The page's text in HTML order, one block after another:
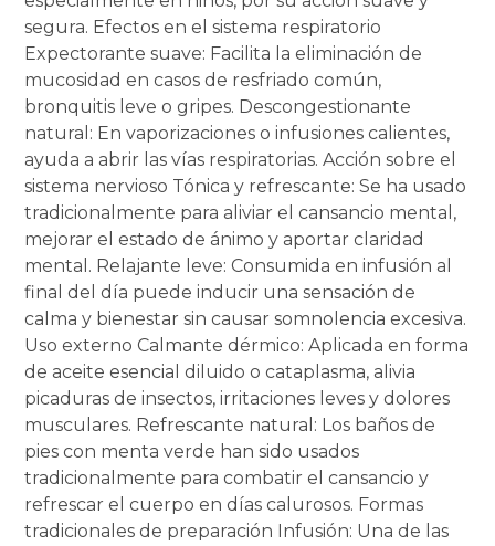
segura. Efectos en el sistema respiratorio
Expectorante suave: Facilita la eliminación de
mucosidad en casos de resfriado común,
bronquitis leve o gripes. Descongestionante
natural: En vaporizaciones o infusiones calientes,
ayuda a abrir las vías respiratorias. Acción sobre el
sistema nervioso Tónica y refrescante: Se ha usado
tradicionalmente para aliviar el cansancio mental,
mejorar el estado de ánimo y aportar claridad
mental. Relajante leve: Consumida en infusión al
final del día puede inducir una sensación de
calma y bienestar sin causar somnolencia excesiva.
Uso externo Calmante dérmico: Aplicada en forma
de aceite esencial diluido o cataplasma, alivia
picaduras de insectos, irritaciones leves y dolores
musculares. Refrescante natural: Los baños de
pies con menta verde han sido usados
tradicionalmente para combatir el cansancio y
refrescar el cuerpo en días calurosos. Formas
tradicionales de preparación Infusión: Una de las